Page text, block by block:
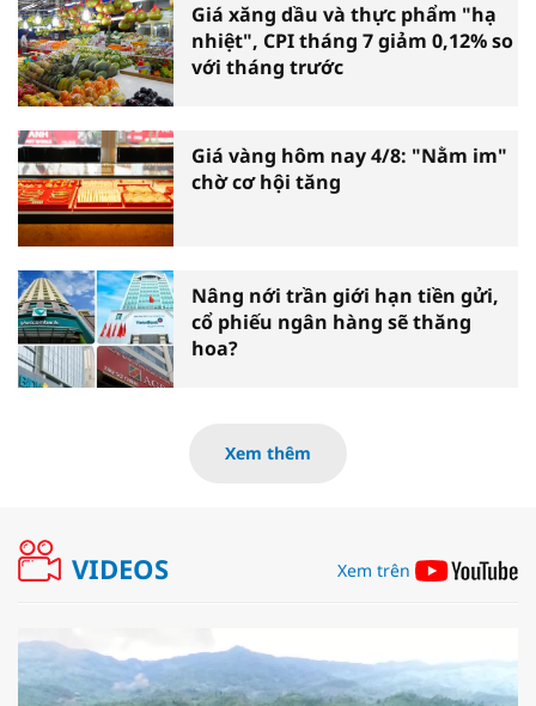
Giá xăng dầu và thực phẩm "hạ
nhiệt", CPI tháng 7 giảm 0,12% so
với tháng trước
Giá vàng hôm nay 4/8: "Nằm im"
chờ cơ hội tăng
Nâng nới trần giới hạn tiền gửi,
cổ phiếu ngân hàng sẽ thăng
hoa?
Xem thêm
VIDEOS Xem trên